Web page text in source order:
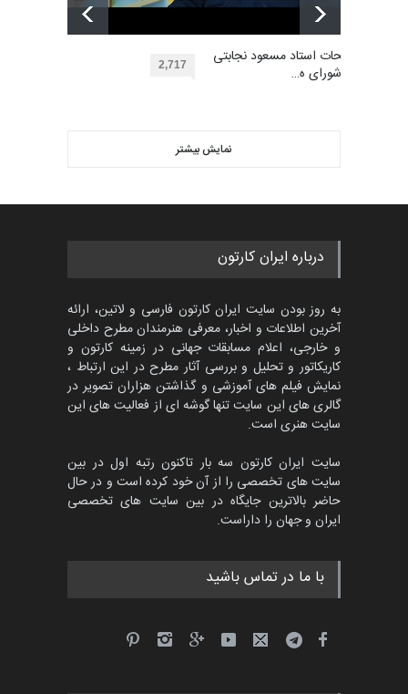
مسابقه بین‌المللی کارتون آیدین
دوغان، ترکیه،…
مهلت
کاریکاتور «البغلی…
پنجمین مسابقۀ بین‌المللی
کارتون CARTUNION ، …
جشنواره بین‌المللی کارتون
مدارس پرتغال، ۲۰۲۷
مهلت 4 ماه دیگر
پنجمین مسابقۀ بین‌المللی
کارتون طنز «کلاه‌ای…
مهلت
بهترین آثار کارتون جهان بخش -
453
گالری حدود یک ماه قبل
توضیحات استاد مسعود نجابتی
عضو شورای ه… 2,717
نمایش بیشتر
درباره ایران کارتون
به روز بودن سایت ایران کارتون فارسی و لاتین، ارائه
آخرین اطلاعات و اخبار، معرفی هنرمندان مطرح داخلی
و خارجی، اعلام مسابقات جهانی در زمینه کارتون و
کاریکاتور و تحلیل و بررسی آثار مطرح در این ارتباط ،
نمایش فیلم های آموزشی و گذاشتن هزاران تصویر در
گالری های این سایت تنها گوشه ای از فعالیت های این
سایت هنری است.
سایت ایران کارتون سه بار تاکنون رتبه اول در بین
سایت های تخصصی را از آن خود کرده است و در حال
حاضر بالاترین جایگاه در بین سایت های تخصصی
ایران و جهان را داراست.
با ما در تماس باشید